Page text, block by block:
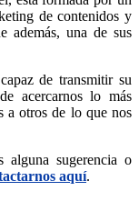
de contenidos y
además, una de sus
de transmitir su
acercarnos lo más
a otros de lo que nos
alguna sugerencia o
aquí.